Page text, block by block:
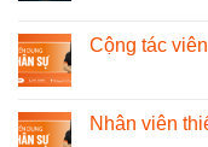
Cộng tác
Nhân viên